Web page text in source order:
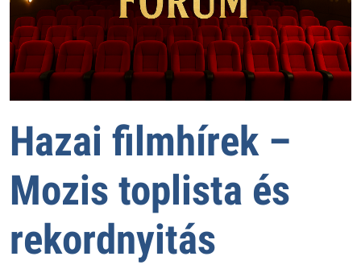
Hazai filmhírek –
Mozis toplista és
rekordnyitás